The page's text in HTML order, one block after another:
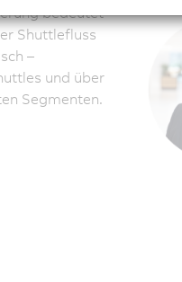
bedeutet
Shuttlefluss
–
und über
Segmenten.